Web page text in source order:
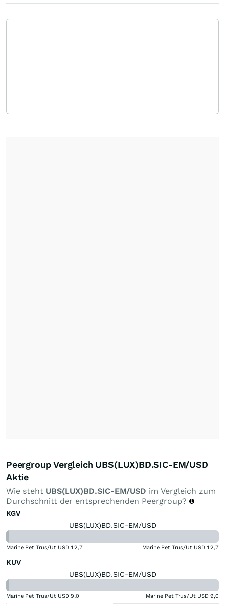
Peergroup Vergleich UBS(LUX)BD.SIC-EM/USD
Aktie
Wie steht UBS(LUX)BD.SIC-EM/USD im Vergleich zum
Durchschnitt der entsprechenden Peergroup?
KGV
UBS(LUX)BD.SIC-EM/USD
Marine Pet Trus/Ut USD 12,7 Marine Pet Trus/Ut USD 12,7
KUV
UBS(LUX)BD.SIC-EM/USD
Marine Pet Trus/Ut USD 9,0 Marine Pet Trus/Ut USD 9,0